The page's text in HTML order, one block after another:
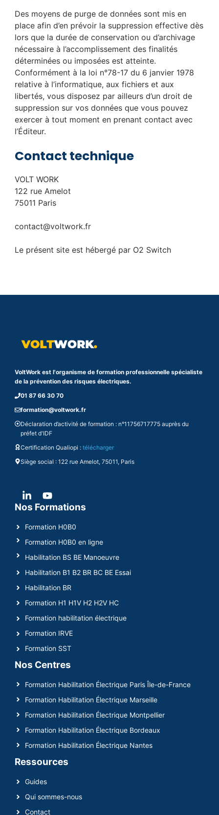
Des moyens de purge de données sont mis en
place afin d’en prévoir la suppression effective dès
lors que la durée de conservation ou d’archivage
nécessaire à l’accomplissement des finalités
déterminées ou imposées est atteinte.
Conformément à la loi n°78-17 du 6 janvier 1978
relative à l’informatique, aux fichiers et aux
libertés, vous disposez par ailleurs d’un droit de
suppression sur vos données que vous pouvez
exercer à tout moment en prenant contact avec
l’Éditeur.
Contact technique
VOLT WORK
122 rue Amelot
75011 Paris
contact@voltwork.fr
Le présent site est hébergé par O2 Switch
VoltWork est l'organisme de formation professionnelle spécialiste
de la prévention des risques électriques.
01 87 66 30 70
formation@voltwork.fr
Déclaration d’activité de formation : n°11756717775 auprès du
préfet d'IDF
Certification Qualiopi : télécharger
Siège social : 122 rue Amelot, 75011, Paris
Nos Formations
Formation H0B0
Formation H0B0 en ligne
Habilitation BS BE Manoeuvre
Habilitation B1 B2 BR BC BE Essai
Habilitation BR
Formation H1 H1V H2 H2V HC
Formation habilitation électrique
Formation IRVE
Formation SST
Nos Centres
Formation Habilitation Électrique Paris Île-de-France
Formation Habilitation Électrique Marseille
Formation Habilitation Électrique Montpellier
Formation Habilitation Électrique Bordeaux
Formation Habilitation Électrique Nantes
Ressources
Guides
Qui sommes-nous
Contact